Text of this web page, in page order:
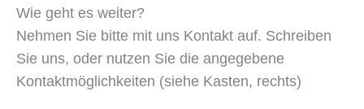
Wie geht es weiter?
Nehmen Sie bitte mit uns Kontakt auf. Schreiben
Sie uns, oder nutzen Sie die angegebene
Kontaktmöglichkeiten (siehe Kasten, rechts)